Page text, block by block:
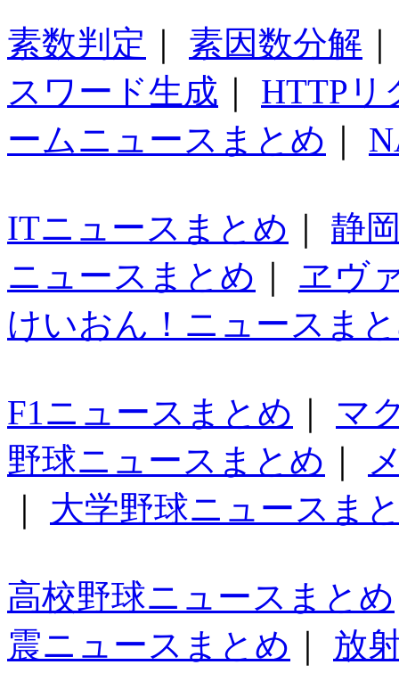
素数判定 素因数分解
スワード生成
HTTPリ
ームニュースまとめ
ITニュースまとめ
静
ニュースまとめ
ヱヴ
けいおん！ニュースま
F1ニュースまとめ
マ
野球ニュースまとめ
大学野球ニュースま
高校野球ニュースまとめ
震ニュースまとめ
放